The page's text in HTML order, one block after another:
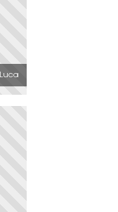
Luca